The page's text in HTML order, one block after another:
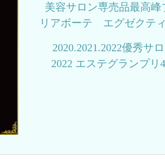
美容サロン専売品最高峰
リアボーテ エグゼクテ
2020.2021.2022優秀サ
2022 エステグランプリ